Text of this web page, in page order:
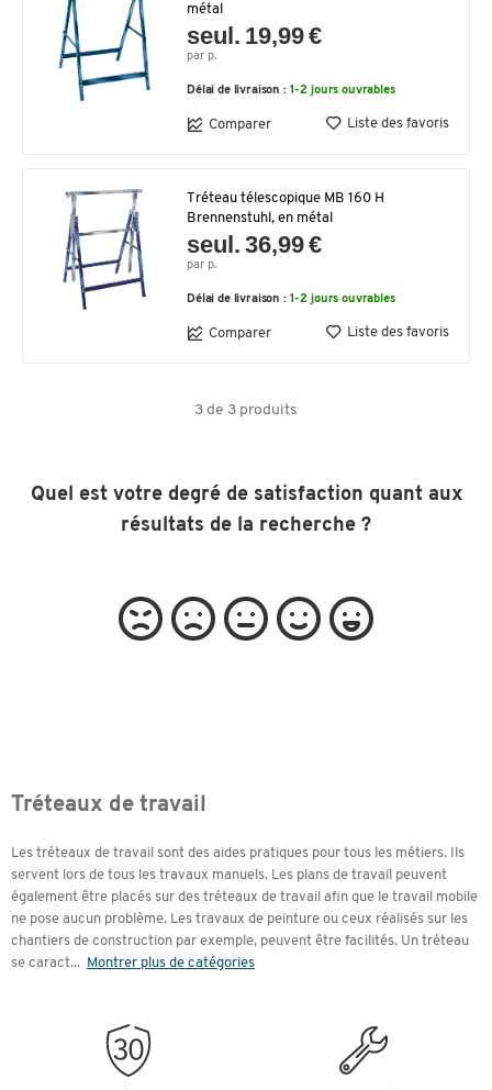
métal
seul. 19,99 €
par p.
Délai de livraison : 1-2 jours ouvrables
Comparer Liste des favoris
Tréteau télescopique MB 160 H
Brennenstuhl, en métal
seul. 36,99 €
par p.
Délai de livraison : 1-2 jours ouvrables
Comparer Liste des favoris
3 de 3 produits
Quel est votre degré de satisfaction quant aux
résultats de la recherche ?
Tréteaux de travail
Les tréteaux de travail sont des aides pratiques pour tous les métiers. Ils
servent lors de tous les travaux manuels. Les plans de travail peuvent
également être placés sur des tréteaux de travail afin que le travail mobile
ne pose aucun problème. Les travaux de peinture ou ceux réalisés sur les
chantiers de construction par exemple, peuvent être facilités. Un tréteau
se caract... Montrer plus de catégories